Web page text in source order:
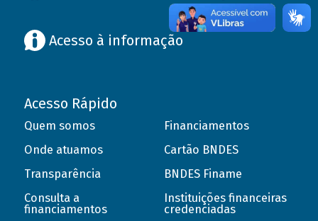
Acesso à informação
Acesso Rápido
Quem somos
Onde atuamos
Transparência
Consulta a
financiamentos
Financiamentos
Cartão BNDES
BNDES Finame
Instituições financeiras
credenciadas